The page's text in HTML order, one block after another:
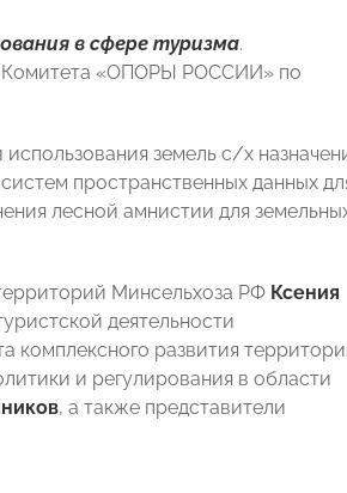
в сфере туризма.
Комитета «ОПОРЫ РОССИИ» по
земель с/х
пространственных данных
лесной амнистии для
Минсельхоза РФ Ксения
деятельности
комплексного развития
и регулирования в области
, а также представители